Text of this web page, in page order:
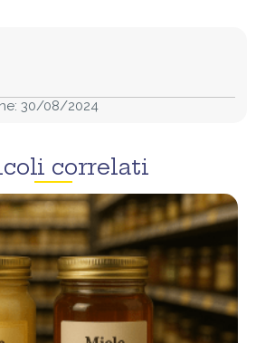
30/08/2024
correlati